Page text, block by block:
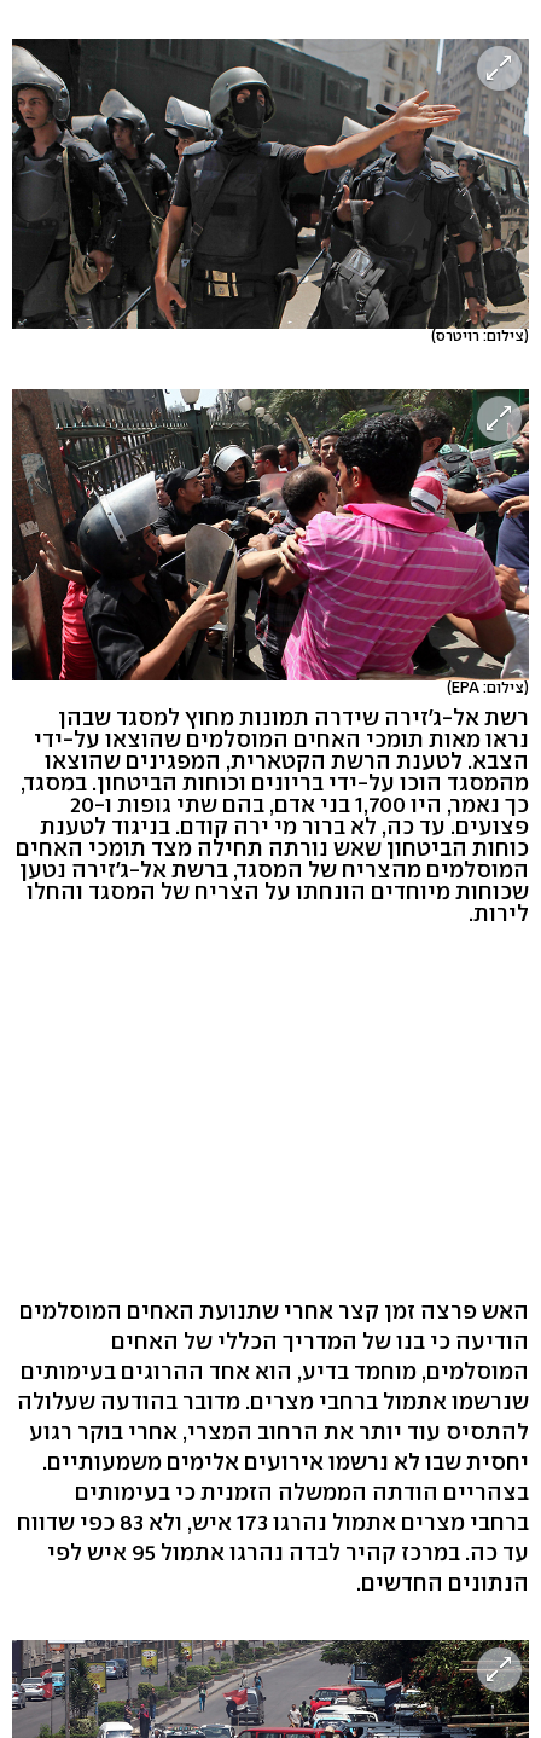
(צילום: רויטרס)
(צילום: EPA)
רשת אל-ג'זירה שידרה תמונות מחוץ למסגד שבהן
נראו מאות תומכי האחים המוסלמים שהוצאו על-ידי
הצבא. לטענת הרשת הקטארית, המפגינים שהוצאו
מהמסגד הוכו על-ידי בריונים וכוחות הביטחון. במסגד,
כך נאמר, היו 1,700 בני אדם, בהם שתי גופות ו-20
פצועים. עד כה, לא ברור מי ירה קודם. בניגוד לטענת
כוחות הביטחון שאש נורתה תחילה מצד תומכי האחים
המוסלמים מהצריח של המסגד, ברשת אל-ג'זירה נטען
שכוחות מיוחדים הונחתו על הצריח של המסגד והחלו
לירות.
האש פרצה זמן קצר אחרי שתנועת האחים המוסלמים
הודיעה כי בנו של המדריך הכללי של האחים
המוסלמים, מוחמד בדיע, הוא אחד ההרוגים בעימותים
שנרשמו אתמול ברחבי מצרים. מדובר בהודעה שעלולה
להתסיס עוד יותר את הרחוב המצרי, אחרי בוקר רגוע
יחסית שבו לא נרשמו אירועים אלימים משמעותיים.
בצהריים הודתה הממשלה הזמנית כי בעימותים
ברחבי מצרים אתמול נהרגו 173 איש, ולא 83 כפי שדווח
עד כה. במרכז קהיר לבדה נהרגו אתמול 95 איש לפי
הנתונים החדשים.